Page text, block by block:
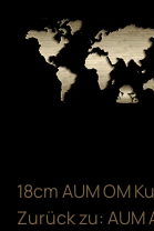
Zum
18cm AUM OM
Zurück zu: AUM